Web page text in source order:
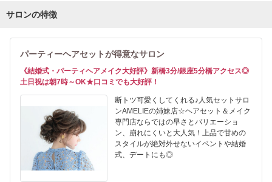
サロンの特徴
パーティーヘアセットが得意なサロン
《結婚式・パーティヘアメイク大好評》新橋3分/銀座5分橋アクセス◎
土日祝は朝7時～OK★口コミでも大好評！
断トツ可愛くしてくれる♪人気セットサロ
ンAMELIEの姉妹店☆ヘアセット＆メイク
専門店ならではの早さとバリエーショ
ン、崩れにくいと大人気！上品で甘めの
スタイルが絶対外せないイベントや結婚
式、デートにも◎